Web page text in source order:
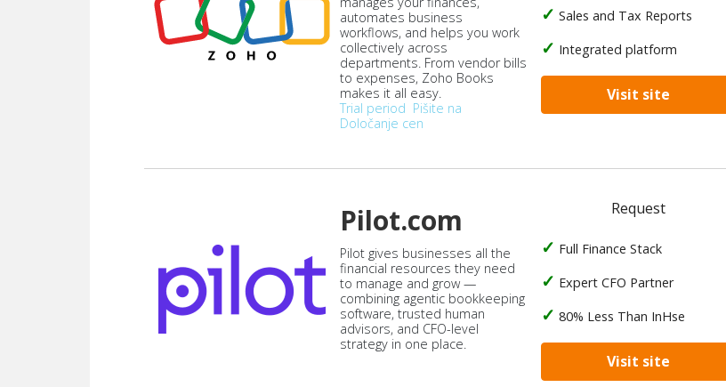
automates business
workflows, and helps you work
collectively across
departments. From vendor bills
to expenses, Zoho Books
makes it all easy.
Trial period Pišite na
Določanje cen
Sales and Tax Reports
Integrated platform
Visit site
Pilot.com
Pilot gives businesses all the
financial resources they need
to manage and grow —
combining agentic bookkeeping
software, trusted human
advisors, and CFO-level
strategy in one place.
Request
Full Finance Stack
Expert CFO Partner
80% Less Than InHse
Visit site